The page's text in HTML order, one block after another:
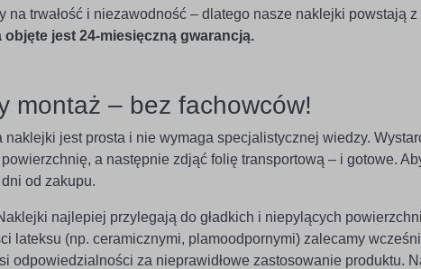
na trwałość i niezawodność – dlatego nasze naklejki powstają
objęte jest 24-miesięczną gwarancją.
montaż – bez fachowców!
naklejki jest prosta i nie wymaga specjalistycznej wiedzy.
a następnie zdjąć folię transportową – i gotowe.
od zakupu.
najlepiej przylegają do gładkich i niepylących
lateksu (np. ceramicznymi, plamoodpornymi) zalecamy
odpowiedzialności za nieprawidłowe zastosowanie produktu.